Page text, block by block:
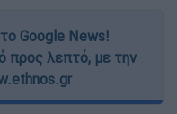
Google News!
προς λεπτό, με την